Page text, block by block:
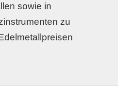
sowie in
zu